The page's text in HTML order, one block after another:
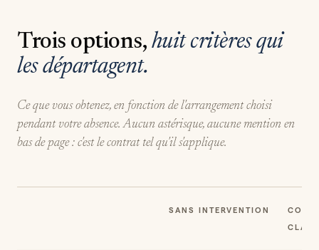
Trois options, huit critères qui
les départagent.
Ce que vous obtenez, en fonction de l'arrangement choisi
pendant votre absence. Aucun astérisque, aucune mention en
bas de page : c'est le contrat tel qu'il s'applique.
SANS INTERVENTION